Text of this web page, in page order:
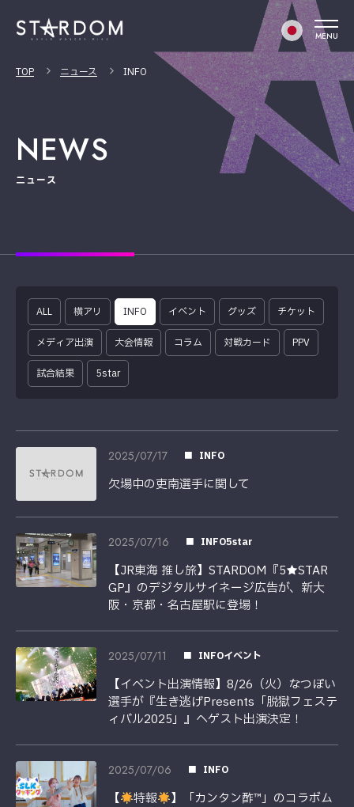
MENU
TOP ニュース INFO
NEWS
ニュース
ALL 横アリ INFO イベント グッズ チケット
メディア出演 大会情報 コラム 対戦カード PPV
試合結果 5star
2025/07/17 INFO
欠場中の吏南選手に関して
2025/07/16 INFO5star
【JR東海 推し旅】STARDOM『5★STAR
GP』のデジタルサイネージ広告が、新大
阪・京都・名古屋駅に登場！
2025/07/11 INFOイベント
【イベント出演情報】8/26（火）なつぽい
選手が『生き逃げPresents「脱獄フェステ
ィバル2025」』へゲスト出演決定！
2025/07/06 INFO
【 特報
】「カンタン酢™」のコラボム